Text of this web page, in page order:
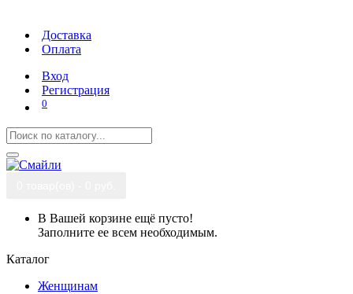
Доставка
Оплата
Вход
Регистрация
0
В Вашей корзине ещё пусто!
Заполните ее всем необходимым.
Каталог
Женщинам